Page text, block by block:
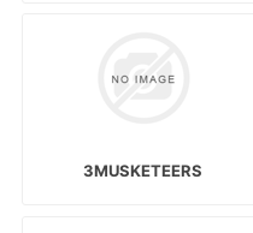
3MUSKETEERS